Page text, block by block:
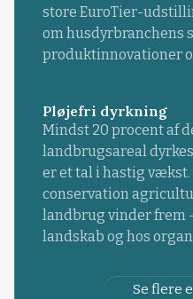
store EuroTier-
om husdyrbranchens
produktinnovationer
Pløjefri dyrkning
Mindst 20 procent af
landbrugsareal
er et tal i hastig
conservation
landbrug vinder frem
landskab og hos
Se flere